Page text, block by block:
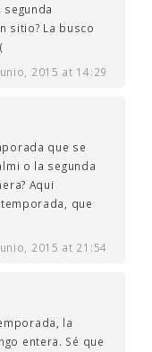
segunda
sitio? La busco
2015 at 14:29
que se
o la segunda
Aqui
que
2015 at 21:54
la
entera. Sé que